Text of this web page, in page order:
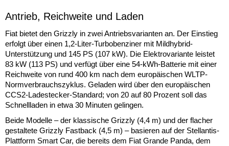
Antrieb, Reichweite und Laden
Fiat bietet den Grizzly in zwei Antriebsvarianten an. Der Einstieg
erfolgt über einen 1,2-Liter-Turbobenziner mit Mildhybrid-
Unterstützung und 145 PS (107 kW). Die Elektrovariante leistet
83 kW (113 PS) und verfügt über eine 54-kWh-Batterie mit einer
Reichweite von rund 400 km nach dem europäischen WLTP-
Normverbrauchszyklus. Geladen wird über den europäischen
CCS2-Ladestecker-Standard; von 20 auf 80 Prozent soll das
Schnellladen in etwa 30 Minuten gelingen.
Beide Modelle – der klassische Grizzly (4,4 m) und der flacher
gestaltete Grizzly Fastback (4,5 m) – basieren auf der Stellantis-
Plattform Smart Car, die bereits dem Fiat Grande Panda, dem